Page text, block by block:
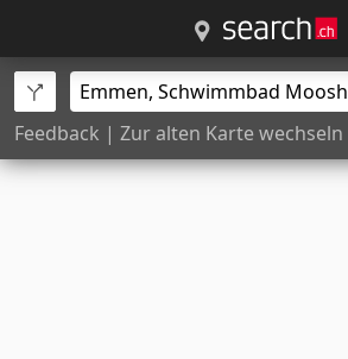
Feedback | Zur alten Karte wechseln